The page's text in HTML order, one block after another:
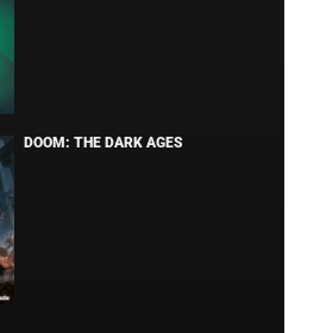
DOOM: THE DARK AGES